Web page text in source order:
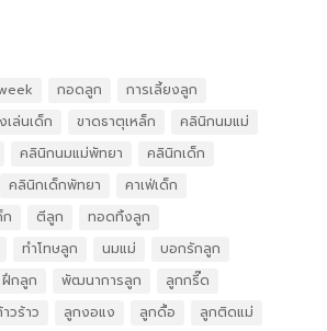
กอดลูก
การเลี้ยงลูก
เล่นเด็ก ขาดธาตุเหล็ก
คลินิกนมแม่
คลินิกนมแม่พัทยา
คลินิกเด็ก
คลินิกเด็กพัทยา
คาเฟ่เด็ก
ตีลูก
ทอดทิ้งลูก
ทำโทษลูก นมแม่
บอกรักลูก
ฝึกลูก พัฒนาการลูก
ลูกกรี๊ด
วร้าว ลูกงอแง ลูกดื้อ
ลูกติดแม่